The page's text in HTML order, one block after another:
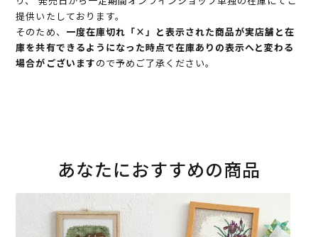
提供いたしております。
そのため、 一度在庫切れ「×」と表示された商品が実店舗と在
庫を共有できるようになった時点で在庫ありの表示へと変わる
場合がございますので予めご了承ください。
あなたにおすすめの商品